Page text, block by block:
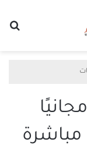
مجانيًا
مباشرة